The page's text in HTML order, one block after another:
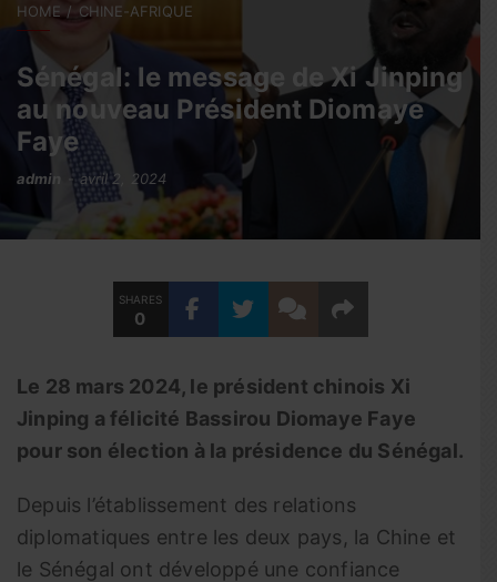
HOME CHINE-AFRIQUE
Sénégal: le message de Xi Jinping
au nouveau Président Diomaye
Faye
admin avril 2, 2024
SHARES
0
Le 28 mars 2024, le président chinois Xi
Jinping a félicité Bassirou Diomaye Faye
pour son élection à la présidence du Sénégal.
Depuis l’établissement des relations
diplomatiques entre les deux pays, la Chine et
le Sénégal ont développé une confiance